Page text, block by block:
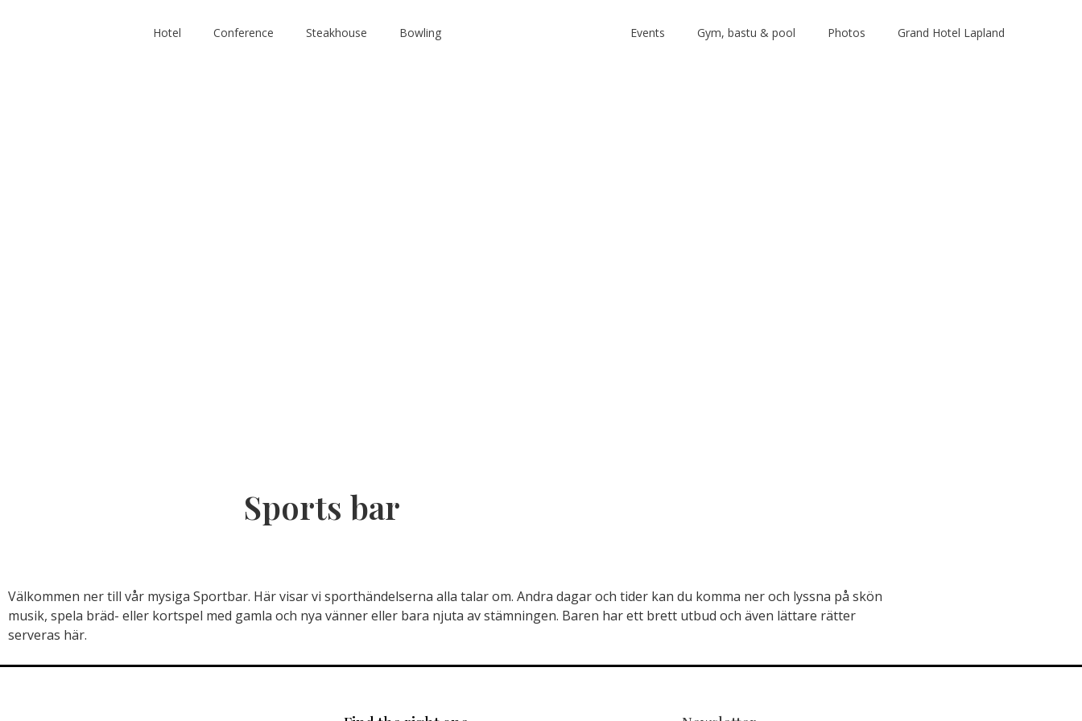
Hotel Conference Steakhouse Bowling Events Gym, bastu & pool Photos Grand Hotel Lapland
Sports bar
Välkommen ner till vår mysiga Sportbar. Här visar vi sporthändelserna alla talar om. Andra dagar och tider kan du komma ner och lyssna på skön
musik, spela bräd- eller kortspel med gamla och nya vänner eller bara njuta av stämningen. Baren har ett brett utbud och även lättare rätter
serveras här.